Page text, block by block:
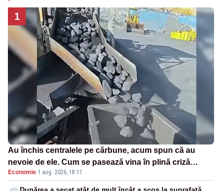
1
Au închis centralele pe cărbune, acum spun că au
nevoie de ele. Cum se pasează vina în plină criză
energetică
Economie·1 aug. 2026, 18:11